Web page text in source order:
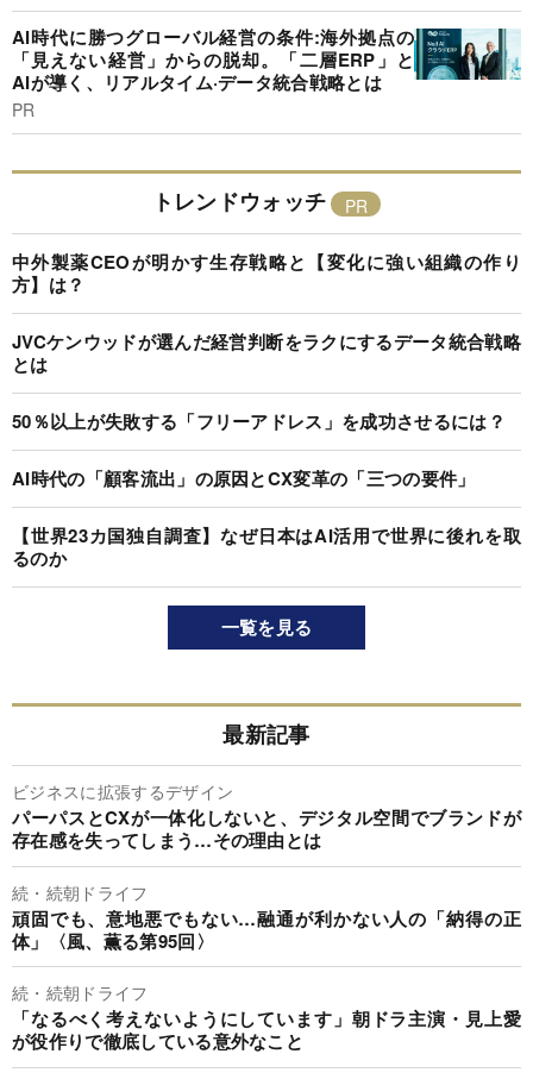
AI時代に勝つグローバル経営の条件:海外拠点の
「見えない経営」からの脱却。「二層ERP」と
AIが導く、リアルタイム·データ統合戦略とは
PR
トレンドウォッチ
中外製薬CEOが明かす生存戦略と【変化に強い組織の作り
方】は？
JVCケンウッドが選んだ経営判断をラクにするデータ統合戦略
とは
50％以上が失敗する「フリーアドレス」を成功させるには？
AI時代の「顧客流出」の原因とCX変革の「三つの要件」
【世界23カ国独自調査】なぜ日本はAI活用で世界に後れを取
るのか
一覧を見る
最新記事
ビジネスに拡張するデザイン
パーパスとCXが一体化しないと、デジタル空間でブランドが
存在感を失ってしまう…その理由とは
続・続朝ドライフ
頑固でも、意地悪でもない…融通が利かない人の「納得の正
体」〈風、薫る第95回〉
続・続朝ドライフ
「なるべく考えないようにしています」朝ドラ主演・見上愛
が役作りで徹底している意外なこと